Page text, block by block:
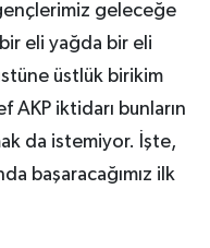
geleceğe
eli yağda bir eli
üstlük birikim
AKP iktidarı bunların
da istemiyor. İşte,
başaracağımız ilk